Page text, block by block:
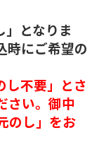
となりま
時にご希望の
し不要」とさ
さい。御中
のし」をお